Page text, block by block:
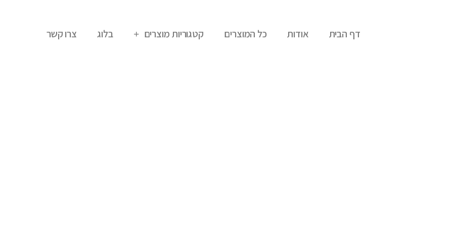
דף הבית אודות כל המוצרים קטגוריות מוצרים בלוג צרו קשר